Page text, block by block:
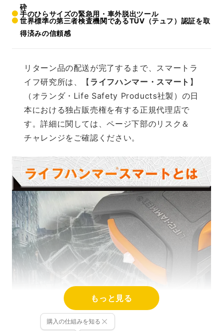
砕
手のひらサイズの緊急用・車外脱出ツール
世界標準の第三者検査機関であるTÜV（テュフ）認証を取
得済みの信頼感
リターン品の配送が完了するまで、スマートラ
イフ研究所は、【 ライフハンマー・スマート 】
（オランダ・Life Safety Products社製）の日
本における独占販売権を有する正規代理店で
す。詳細に関しては、ページ下部のリスク＆
チャレンジをご確認ください。
もっと見る
購入の仕組みを知る